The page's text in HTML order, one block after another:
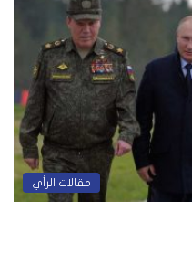
مقالات الرأي